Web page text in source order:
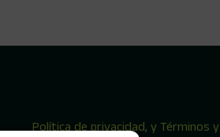
Política de privacidad, y Términos y